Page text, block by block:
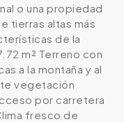
o una propiedad
tierras altas más
de la
m² Terreno con
a la montaña y al
vegetación
por carretera
fresco de